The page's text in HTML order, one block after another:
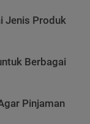
Jenis Produk
Berbagai
Pinjaman